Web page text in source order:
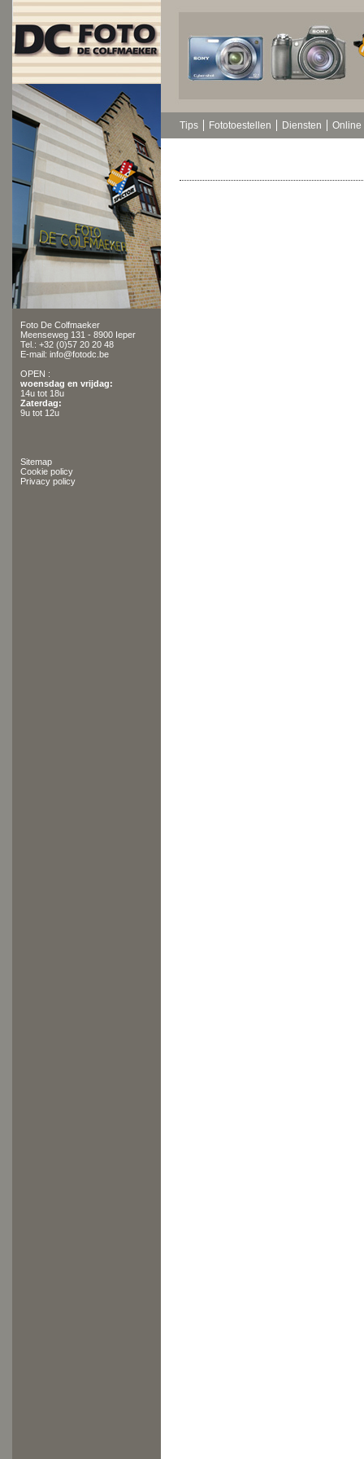
Foto De Colfmaeker
Meenseweg 131 - 8900 Ieper
Tel.: +32 (0)57 20 20 48
E-mail: info@fotodc.be
OPEN :
woensdag en vrijdag:
14u tot 18u
Zaterdag:
9u tot 12u
Sitemap
Cookie policy
Privacy policy
Tips Fototoestellen Diensten Online